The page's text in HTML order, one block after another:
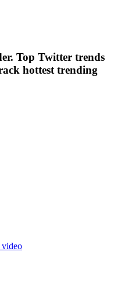
Top Twitter trends
hottest trending